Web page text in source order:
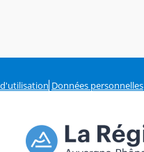
Données personnelles